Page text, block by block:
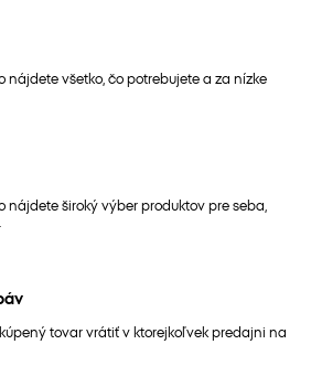
nájdete všetko, čo potrebujete a za nízke
široký výber produktov pre seba,
tovar vrátiť v ktorejkoľvek predajni na